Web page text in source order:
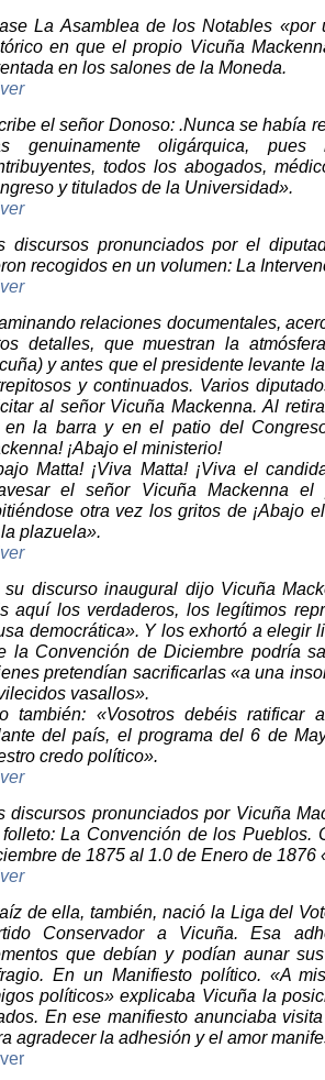
La Asamblea de los Notables
en que el propio Vicuña
en los salones de la Moneda.
el señor Donoso: .Nunca se había
genuinamente oligárquica,
todos los abogados,
y titulados de la Universidad».
discursos pronunciados por el
recogidos en un volumen: La
relaciones documentales,
detalles, que muestran la
y antes que el presidente levante
y continuados. Varios
al señor Vicuña Mackenna. Al
la barra y en el patio del
¡Abajo el ministerio!
Matta! ¡Viva Matta! ¡Viva el
el señor Vicuña Mackenna
otra vez los gritos de ¡Abajo
plazuela».
su discurso inaugural dijo Vicuña
aquí los verdaderos, los legítimos
democrática». Y los exhortó a elegir
la Convención de Diciembre podría
pretendían sacrificarlas «a una
vasallos».
también: «Vosotros debéis ratificar
del país, el programa del 6 de
credo político».
discursos pronunciados por Vicuña
La Convención de los Pueblos.
de 1875 al 1.0 de Enero de 1876
de ella, también, nació la Liga del
Conservador a Vicuña. Esa
que debían y podían aunar
En un Manifiesto político. «A
políticos» explicaba Vicuña la
En ese manifiesto anunciaba
agradecer la adhesión y el amor